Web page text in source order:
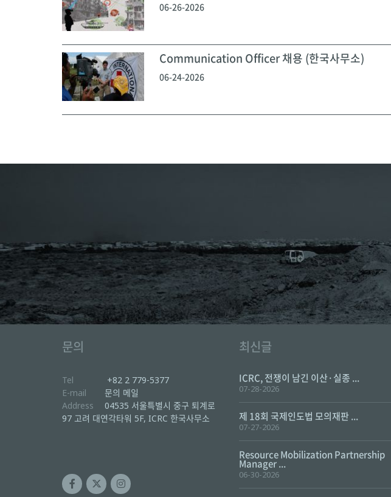
06-26-2026
Communication Officer 채용 (한국사무소)
06-24-2026
문의
Tel
+82 2 779-5377
E-mail
문의 메일
Address
04535 서울특별시 중구 퇴계로
97 고려 대연각타워 5F, ICRC 한국사무소
최신글
ICRC, 전쟁이 남긴 이산·실종 ...
07-28-2026
제 18회 국제인도법 모의재판 ...
07-27-2026
Resource Mobilization Partnership
Manager ...
06-30-2026